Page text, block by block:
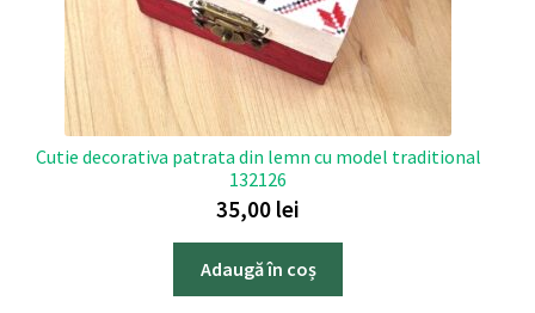
Cutie decorativa patrata din lemn cu model traditional
132126
35,00 lei
Adaugă în coș